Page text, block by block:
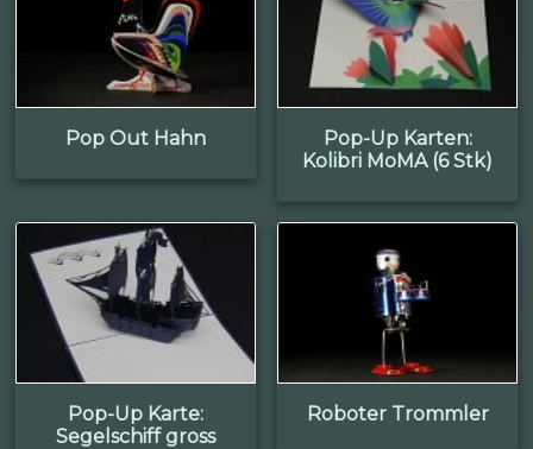
Pop Out Hahn
Pop-Up Karten:
Kolibri MoMA (6 Stk)
Pop-Up Karte:
Segelschiff gross
Roboter Trommler